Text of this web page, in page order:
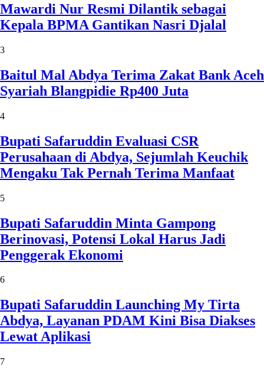
Mawardi Nur Resmi Dilantik sebagai
Kepala BPMA Gantikan Nasri Djalal
3
Baitul Mal Abdya Terima Zakat Bank Aceh
Syariah Blangpidie Rp400 Juta
4
Bupati Safaruddin Evaluasi CSR
Perusahaan di Abdya, Sejumlah Keuchik
Mengaku Tak Pernah Terima Manfaat
5
Bupati Safaruddin Minta Gampong
Berinovasi, Potensi Lokal Harus Jadi
Penggerak Ekonomi
6
Bupati Safaruddin Launching My Tirta
Abdya, Layanan PDAM Kini Bisa Diakses
Lewat Aplikasi
7